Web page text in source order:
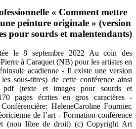
« Comment mettre
peinture originale » (version
pour sourds et malentendants)
le 8 septembre 2022 Au coin des
à Caraquet (NB) pour les artistes en
acadienne - Il existe une version
sous-titres) de cette conférence ainsi
pdf (texte et images pour sourds et
pages écrites en gros caractères -
HeleneCaroline Fournier,
de l’art - Formation-conférence
(non libre de droit) (c) Copyright Art